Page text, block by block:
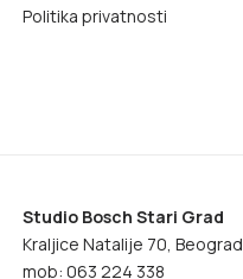
Politika privatnosti
Studio Bosch Stari Grad
Kraljice Natalije 70, Beograd
mob: 063 224 338